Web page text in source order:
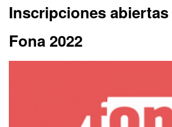
top
Inscripciones abiertas
Fona 2022